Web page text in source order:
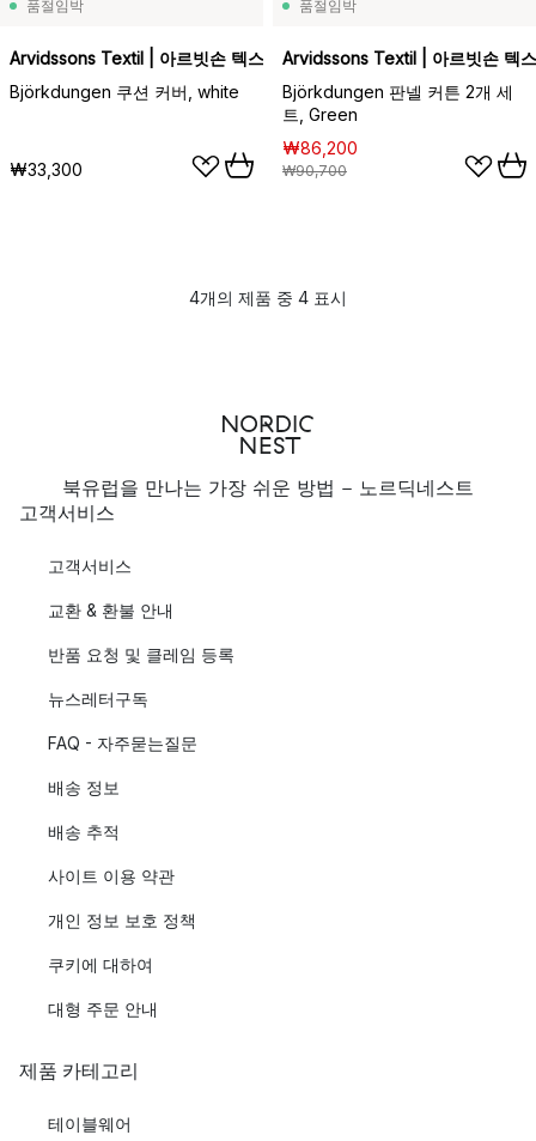
품절임박
Arvidssons Textil | 아르빗손 텍스타일
Björkdungen 쿠션 커버, white
₩33,300
품절임박
Arvidssons Textil | 아르빗손 텍
Björkdungen 판넬 커튼 2개 세
트, Green
₩86,200
₩90,700
4개의 제품 중 4 표시
북유럽을 만나는 가장 쉬운 방법 - 노르딕네스트
고객서비스
고객서비스
교환 & 환불 안내
반품 요청 및 클레임 등록
뉴스레터구독
FAQ - 자주묻는질문
배송 정보
배송 추적
사이트 이용 약관
개인 정보 보호 정책
쿠키에 대하여
대형 주문 안내
제품 카테고리
테이블웨어